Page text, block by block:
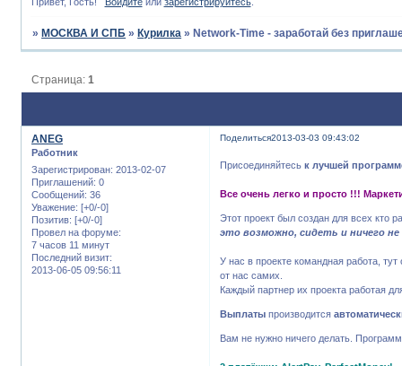
» МОСКВА И СПБ » Курилка » Network-Time - заработай без
Страница:1
Поделиться2013-03-03 09:43:02
ANEG
Работник
Зарегистрирован: 2013-02-07
Приглашений: 0
Сообщений: 36
Уважение: [+0/-0]
Позитив: [+0/-0]
Провел на форуме:
7 часов 11 минут
Последний визит:
2013-06-05 09:56:11
Присоединяйтесь к лучшей
Все очень легко и просто !!!
Этот проект был создан для всех кто
это возможно, сидеть и ничего
У нас в проекте командная работа,
от нас самих.
Каждый партнер их проекта работая
Выплатыпроизводится
Вам не нужно ничего делать.